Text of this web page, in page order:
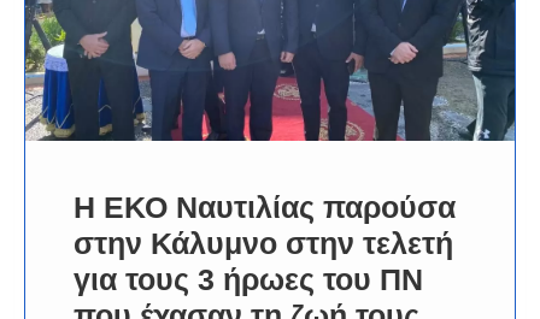
Η ΕΚΟ Ναυτιλίας παρούσα
στην Κάλυμνο στην τελετή
για τους 3 ήρωες του ΠΝ